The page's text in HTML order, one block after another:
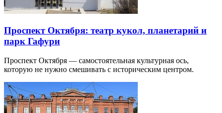
Проспект Октября: театр кукол, планетарий и
парк Гафури
Проспект Октября — самостоятельная культурная ось,
которую не нужно смешивать с историческим центром.